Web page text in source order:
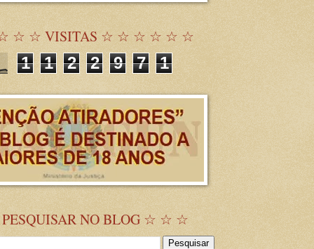
☆ ☆ VISITAS ☆ ☆ ☆ ☆ ☆ ☆
1
1 2 2 9 7 1
NO BLOG ☆ ☆ ☆